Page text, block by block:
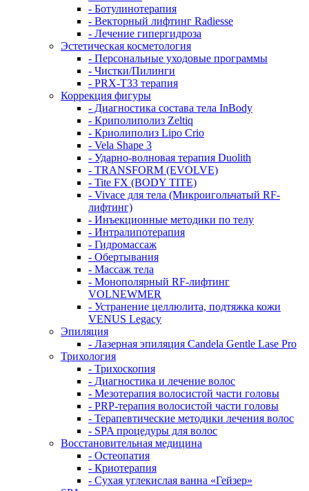
- Ботулинотерапия
- Векторный лифтинг Radiesse
- Лечение гипергидроза
Эстетическая косметология
- Персональные уходовые программы
- Чистки/Пилинги
- PRX-T33 терапия
Коррекция фигуры
- Диагностика состава тела InBody
- Криполиполиз Zeltiq
- Криолиполиз Lipo Crio
- Vela Shape 3
- Ударно-волновая терапия Duolith
- TRANSFORM (EVOLVE)
- Tite FX (BODY TITE)
- Vivace для тела (Микроигольчатый RF-
лифтинг)
- Инъекционные методики по телу
- Интралипотерапия
- Гидромассаж
- Обертывания
- Массаж тела
- Монополярный RF-лифтинг
VOLNEWMER
- Устранение целлюлита, подтяжка кожи
VENUS Legacy
Эпиляция
- Лазерная эпиляция Candela Gentle Lase Pro
Трихология
- Трихоскопия
- Диагностика и лечение волос
- Мезотерапия волосистой части головы
- PRP-терапия волосистой части головы
- Терапевтические методики лечения волос
- SPA процедуры для волос
Восстановительная медицина
- Остеопатия
- Криотерапия
- Сухая углекислая ванна «Гейзер»